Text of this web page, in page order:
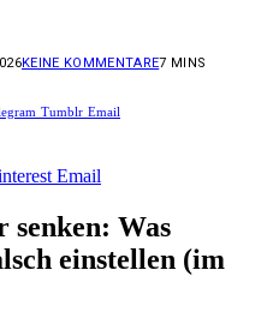
KEINE KOMMENTARE7 MINS
Tumblr Email
Email
Was
einstellen (im